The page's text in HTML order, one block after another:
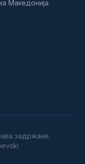
Македонија
задржани.